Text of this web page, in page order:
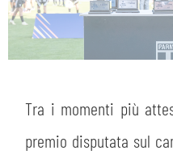
Tra i momenti più
premio disputata sul